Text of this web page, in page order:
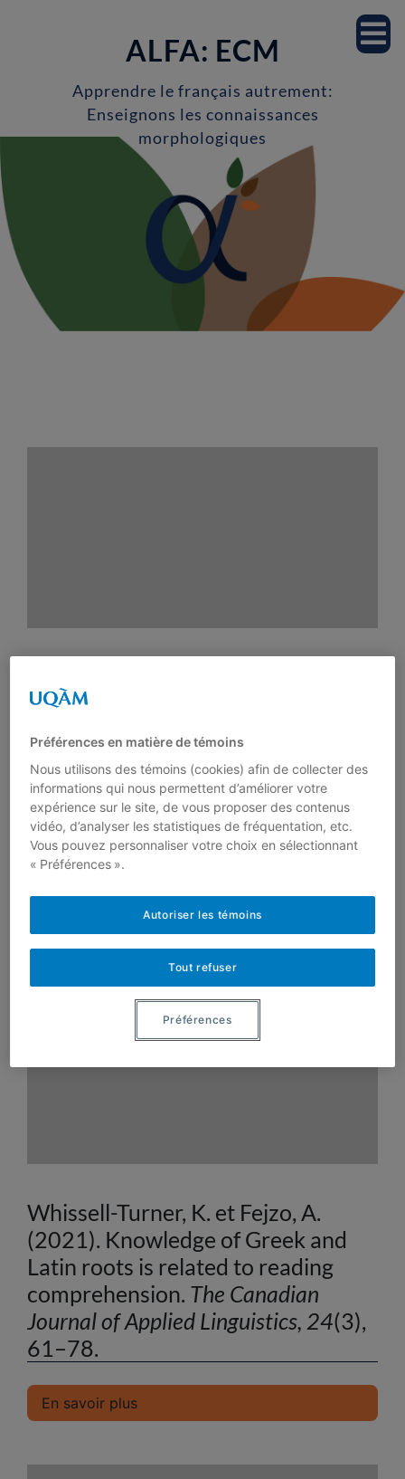
ALFA: ECM
Apprendre le français autrement:
Enseignons les connaissances
morphologiques
Notre équipe
Professeur.es
Milieu scolaire
Recherche
Projets de recherche
Actualités
Nous joindre
Saidane, R. (2022). Facteurs
linguistiques liés à la connaissance
des racines latines et grecques:
origine et fréquence. Bellaterra
Journal of Teaching & Learning
Language & Literature, 15(3),
e1069.
Whissell-Turner, K. et Fejzo, A.
(2021). Knowledge of Greek and
Latin roots is related to reading
comprehension. The Canadian
Journal of Applied Linguistics, 24(3),
61–78.
En savoir plus
Préférences en matière de témoins
Nous utilisons des témoins (cookies) afin de collecter des
informations qui nous permettent d’améliorer votre
expérience sur le site, de vous proposer des contenus
vidéo, d’analyser les statistiques de fréquentation, etc.
Vous pouvez personnaliser votre choix en sélectionnant
« Préférences ».
Tout refuser
Autoriser les témoins
Préférences